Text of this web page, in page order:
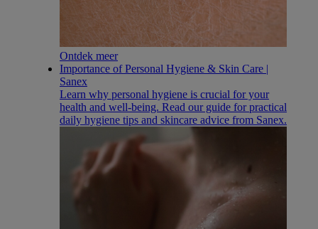
Ontdek meer
Importance of Personal Hygiene & Skin Care |
Sanex
Learn why personal hygiene is crucial for your
health and well-being. Read our guide for practical
daily hygiene tips and skincare advice from Sanex.